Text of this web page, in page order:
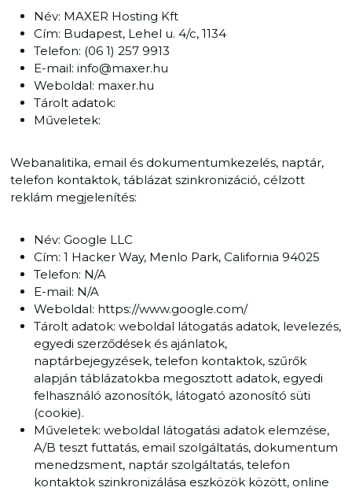
Név: MAXER Hosting Kft
Cím: Budapest, Lehel u. 4/c, 1134
Telefon: (06 1) 257 9913
E-mail: info@maxer.hu
Weboldal: maxer.hu
Tárolt adatok:
Műveletek:
Webanalitika, email és dokumentumkezelés, naptár,
telefon kontaktok, táblázat szinkronizáció, célzott
reklám megjelenítés:
Név: Google LLC
Cím: 1 Hacker Way, Menlo Park, California 94025
Telefon: N/A
E-mail: N/A
Weboldal: https://www.google.com/
Tárolt adatok: weboldal látogatás adatok, levelezés,
egyedi szerződések és ajánlatok,
naptárbejegyzések, telefon kontaktok, szűrők
alapján táblázatokba megosztott adatok, egyedi
felhasználó azonosítók, látogató azonosító süti
(cookie).
Műveletek: weboldal látogatási adatok elemzése,
A/B teszt futtatás, email szolgáltatás, dokumentum
menedzsment, naptár szolgáltatás, telefon
kontaktok szinkronizálása eszközök között, online